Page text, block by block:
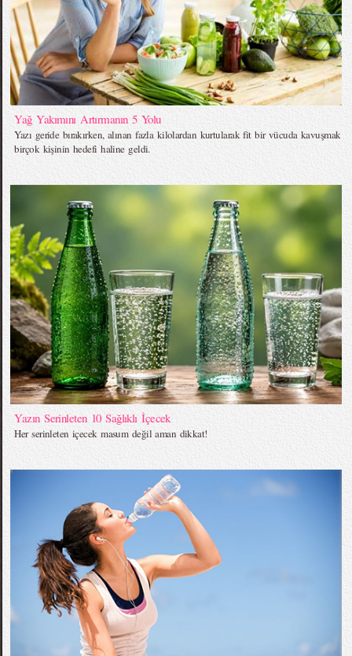
Yağ Yakımını Artırmanın 5 Yolu
Yazı geride bırakırken, alınan fazla kilolardan kurtularak fit bir vücuda kavuşmak
birçok kişinin hedefi haline geldi.
Yazın Serinleten 10 Sağlıklı İçecek
Her serinleten içecek masum değil aman dikkat!